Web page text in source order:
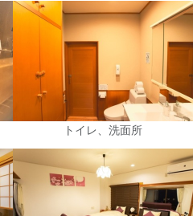
トイレ、洗面所